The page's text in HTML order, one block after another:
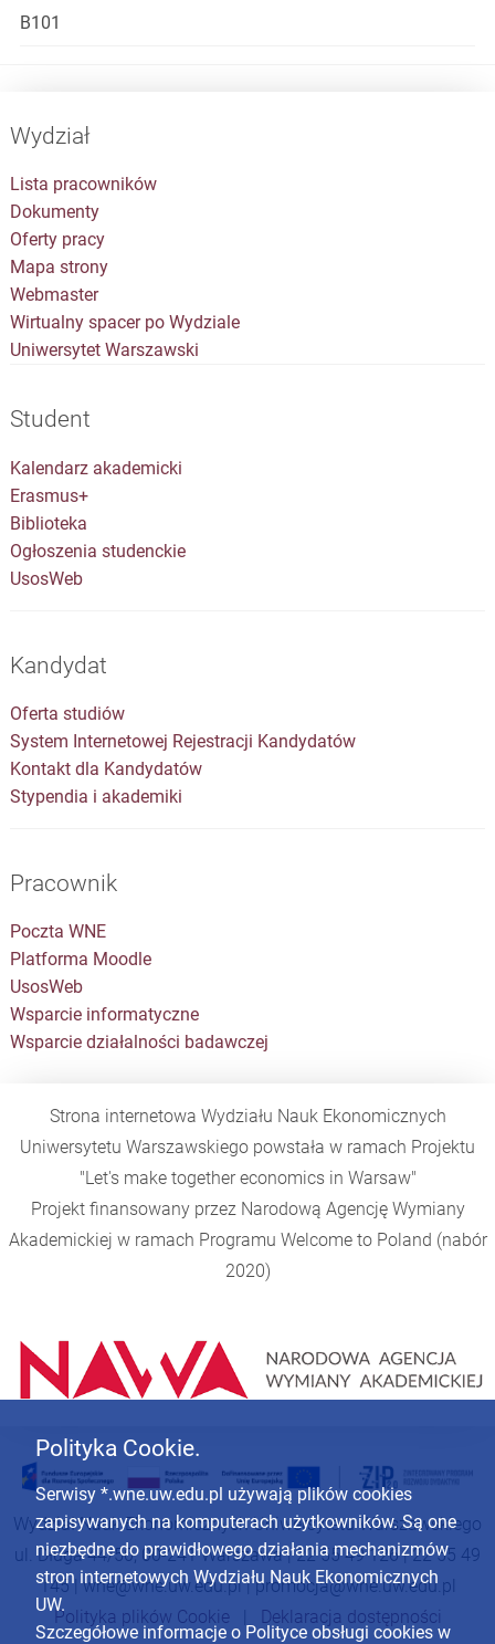
B101
Wydział
Lista pracowników
Dokumenty
Oferty pracy
Mapa strony
Webmaster
Wirtualny spacer po Wydziale
Uniwersytet Warszawski
Student
Kalendarz akademicki
Erasmus+
Biblioteka
Ogłoszenia studenckie
UsosWeb
Kandydat
Oferta studiów
System Internetowej Rejestracji Kandydatów
Kontakt dla Kandydatów
Stypendia i akademiki
Pracownik
Poczta WNE
Platforma Moodle
UsosWeb
Wsparcie informatyczne
Wsparcie działalności badawczej
Strona internetowa Wydziału Nauk Ekonomicznych
Uniwersytetu Warszawskiego powstała w ramach Projektu
"Let's make together economics in Warsaw"
Projekt finansowany przez Narodową Agencję Wymiany
Akademickiej w ramach Programu Welcome to Poland (nabór
2020)
Wydział Nauk Ekonomicznych Uniwersytetu Warszawskiego
ul. Długa 44/50, 00-241 Warszawa | 22 55 49 126 | 22 55 49
145 |wne@wne.uw.edu.pl|promocja@wne.uw.edu.pl
Polityka plików Cookie| Deklaracja dostępności
Polityka Cookie.
Serwisy *.wne.uw.edu.pl używają plików cookies
zapisywanych na komputerach użytkowników. Są one
niezbędne do prawidłowego działania mechanizmów
stron internetowych Wydziału Nauk Ekonomicznych
UW.
Szczegółowe informacje o Polityce obsługi cookies w